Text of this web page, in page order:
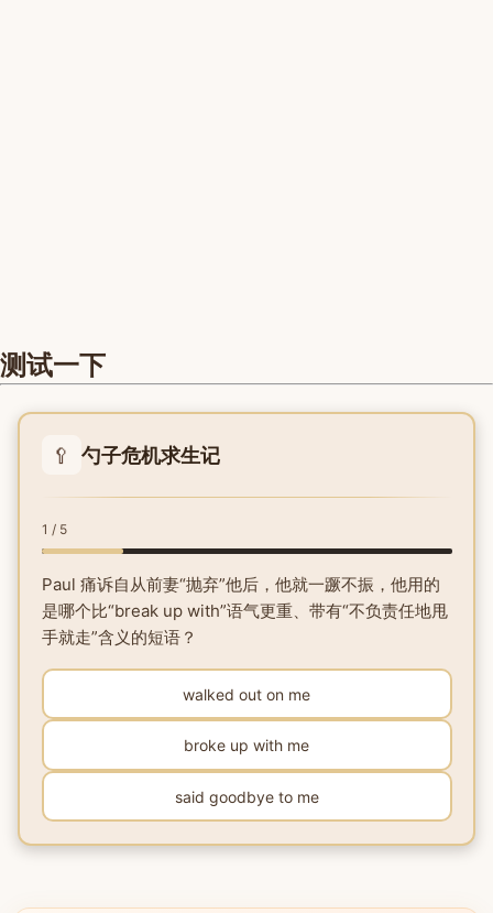
测试一下
🥄 勺子危机求生记
1 / 5
Paul 痛诉自从前妻“抛弃”他后，他就一蹶不振，他用的
是哪个比“break up with”语气更重、带有“不负责任地甩
手就走”含义的短语？
walked out on me
broke up with me
said goodbye to me